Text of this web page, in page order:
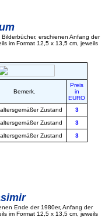
erschienen Anfang der
im Format 12,5 x 13,5 cm, jeweils
Bemerk.
Preis
in
EURO
Zustand
3
Zustand
3
Zustand 3
Ende der 1980er, Anfang der
im Format 12,5 x 13,5 cm, jeweils